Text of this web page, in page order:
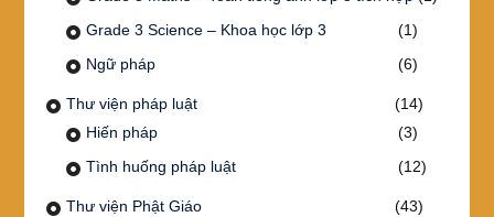
Grade 3 Science – Khoa học lớp 3
(1)
Ngữ pháp
(6)
Thư viện pháp luật
(14)
Hiến pháp
(3)
Tình huống pháp luật
(12)
Thư viện Phật Giáo
(43)